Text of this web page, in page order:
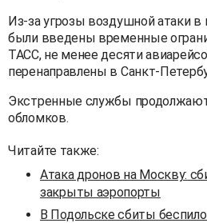
Из-за угрозы воздушной атаки в
были введены временные
ТАСС, не менее десяти
перенаправлены в Санкт-
Экстренные службы
обломков.
Читайте также:
Атака дронов на Москву:
закрыты аэропорты
В Подольске сбиты